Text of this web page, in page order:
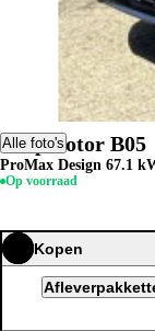
Alle foto's
Leapmotor B05
ProMax Design 67.1
Op voorraad
Kopen